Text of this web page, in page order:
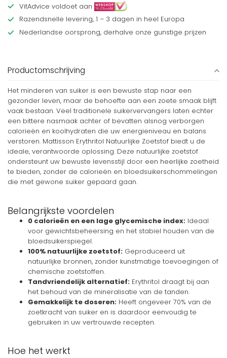
VitAdvice voldoet aan
Razendsnelle levering, 1 – 3 dagen in heel Europa
Nederlandse oorsprong, derhalve onze gunstige prijzen
Productomschrijving
Het minderen van suiker is een bewuste stap naar een
gezonder leven, maar de behoefte aan een zoete smaak blijft
vaak bestaan. Veel traditionele suikervervangers laten echter
een bittere nasmaak achter of bevatten alsnog verborgen
calorieën en koolhydraten die uw energieniveau en balans
verstoren. Mattisson Erythritol Natuurlijke Zoetstof biedt u de
ideale, verantwoorde oplossing. Deze natuurlijke zoetstof
ondersteunt uw bewuste levensstijl door een heerlijke zoetheid
te bieden, zonder de calorieën en bloedsuikerschommelingen
die met gewone suiker gepaard gaan.
Belangrijkste voordelen
0 calorieën en een lage glycemische index: Ideaal
voor gewichtsbeheersing en het stabiel houden van de
bloedsuikerspiegel.
100% natuurlijke zoetstof: Geproduceerd uit
natuurlijke bronnen, zonder kunstmatige toevoegingen of
chemische zoetstoffen.
Tandvriendelijk alternatief: Erythritol draagt bij aan
het behoud van de mineralisatie van de tanden.
Gemakkelijk te doseren: Heeft ongeveer 70% van de
zoetkracht van suiker en is daardoor eenvoudig te
gebruiken in uw vertrouwde recepten.
Hoe het werkt